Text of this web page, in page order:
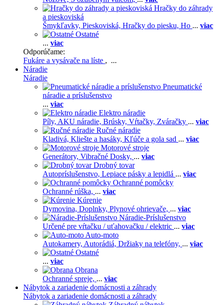
Hračky do záhrady
a pieskoviská
Šmykľavky, Pieskoviská, Hračky do piesku, Ho ... viac
Ostatné
... viac
Odporúčame:
Fukáre a vysávače na líste , ...
Náradie
Náradie
Pneumatické
náradie a príslušenstvo
... viac
Elektro náradie
Píly, AKU náradie, Brúsky, Vŕtačky, Zváračky ... viac
Ručné náradie
Kladivá, Kliešte a hasáky, Kľúče a gola sad ... viac
Motorové stroje
Generátory, Vibračné Dosky, ... viac
Drobný tovar
Autopríslušenstvo, Lepiace pásky a lepidlá ... viac
Ochranné pomôcky
Ochranné rúška, ... viac
Kúrenie
Dymovina, Doplnky, Plynové ohrievače, ... viac
Náradie-Príslušenstvo
Určené pre vŕtačku / uťahovačku / elektric ... viac
Auto-moto
Autokamery, Autorádiá, Držiaky na telefóny, ... viac
Ostatné
... viac
Obrana
Ochranné spreje, ... viac
Nábytok a zariadenie domácnosti a záhrady
Nábytok a zariadenie domácnosti a záhrady